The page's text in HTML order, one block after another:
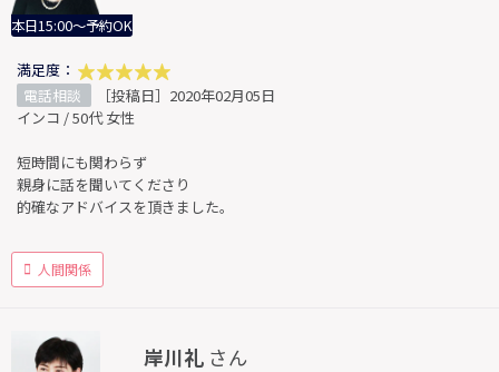
本日15:00～予約OK
満足度：
電話相談
［投稿日］2020年02月05日
インコ / 50代 女性
短時間にも関わらず
親身に話を聞いてくださり
的確なアドバイスを頂きました。
人間関係
岸川礼 さん